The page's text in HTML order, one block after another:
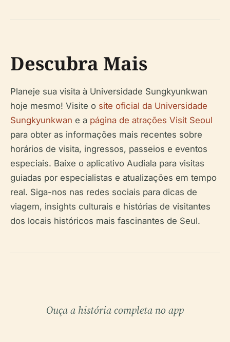
Descubra Mais
Planeje sua visita à Universidade Sungkyunkwan
hoje mesmo! Visite o site oficial da Universidade
Sungkyunkwan e a página de atrações Visit Seoul
para obter as informações mais recentes sobre
horários de visita, ingressos, passeios e eventos
especiais. Baixe o aplicativo Audiala para visitas
guiadas por especialistas e atualizações em tempo
real. Siga-nos nas redes sociais para dicas de
viagem, insights culturais e histórias de visitantes
dos locais históricos mais fascinantes de Seul.
Ouça a história completa no app